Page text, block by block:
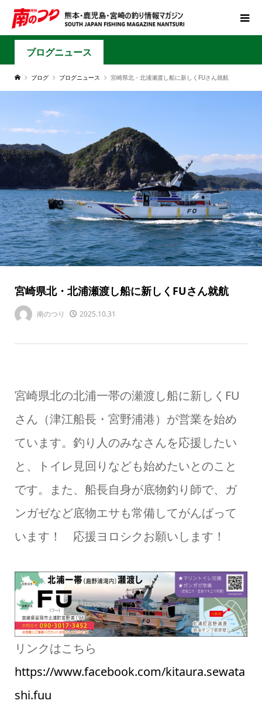
ブログニュース
ブログ ブログニュース 宮崎県北・北浦瀬渡し船に新しくFUさん就航
宮崎県北・北浦瀬渡し船に新しくFUさん就航
南のつり 2025.10.31
宮崎県北の北浦一帯の瀬渡し船に新しくFU
さん（津江船長・宮野浦港）が営業を始め
ています。釣り人のみなさんを応援したい
と、トイレ見回りなども始めたいとのこと
です。また、船長自身が底物釣り師で、ガ
ンガゼなど底物エサも常備してがんばって
います！ 応援ヨロシクお願いします！
リンクはこちら
https://www.facebook.com/kitaura.sewata
shi.fuu